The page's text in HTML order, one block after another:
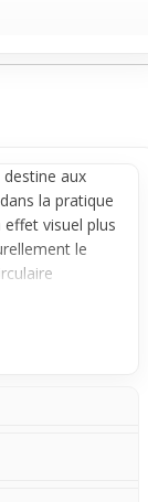
aux
la pratique
effet visuel plus
le
Les
limitant les